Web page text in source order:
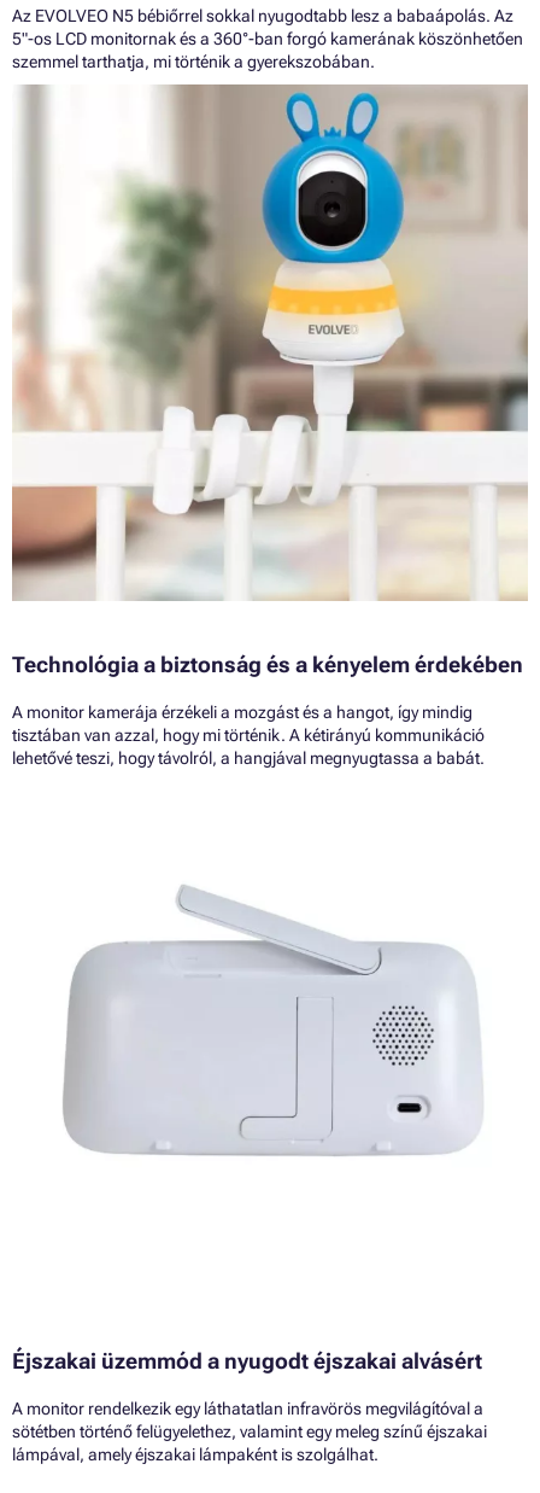
Az EVOLVEO N5 bébiőrrel sokkal nyugodtabb lesz a babaápolás. Az
5"-os LCD monitornak és a 360°-ban forgó kamerának köszönhetően
szemmel tarthatja, mi történik a gyerekszobában.
Technológia a biztonság és a kényelem érdekében
A monitor kamerája érzékeli a mozgást és a hangot, így mindig
tisztában van azzal, hogy mi történik. A kétirányú kommunikáció
lehetővé teszi, hogy távolról, a hangjával megnyugtassa a babát.
Éjszakai üzemmód a nyugodt éjszakai alvásért
A monitor rendelkezik egy láthatatlan infravörös megvilágítóval a
sötétben történő felügyelethez, valamint egy meleg színű éjszakai
lámpával, amely éjszakai lámpaként is szolgálhat.